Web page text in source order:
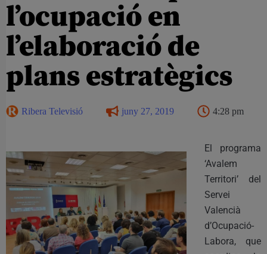
l’ocupació en
l’elaboració de
plans estratègics
Ribera Televisió juny 27, 2019 4:28 pm
El programa
‘Avalem
Territori’ del
Servei
Valencià
d’Ocupació-
Labora, que